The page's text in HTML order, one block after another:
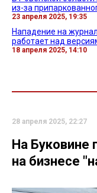
из-за
23 апреля 2025, 19:35
Нападение на
работает над
18 апреля 2025, 14:10
28 апреля 2025, 22:27
На Буковине
на бизнесе